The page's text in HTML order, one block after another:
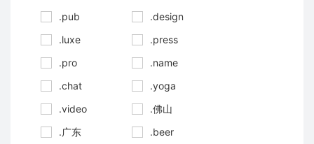
.pub
.design
.luxe
.press
.pro
.name
.chat
.yoga
.video
.佛山
.广东
.beer